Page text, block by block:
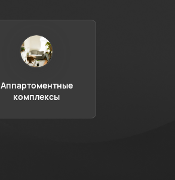
Аппартоментные
комплексы